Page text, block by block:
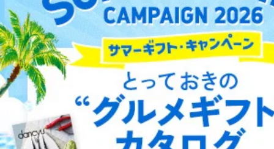
①利用目的を本人に通知し、又は公表することによって
本人又は第三者の生命、身体、財産その他の権利利益を
害するおそれがある場合
②利用目的を本人に通知し、又は公表することによって
当該事業者の権利又は正当な利益を害するおそれがある
場合
③国の機関又は地方公共団体が法令の定める事務を遂行
することに対して協力する必要がある場合であって、利
用目的を本人に通知し、又は公表することによって当該
事務の遂行に支障を及ぼすおそれがあるとき
④開示対象個人情報の利用目的が明らかな場合
総合案内
アフィリエイト 採用情報
プレスリリース お問い合わせ
利用規約プライバシーポリシー 特定商取引法に基づく表示
出版社の皆様へ
投資家の皆様へサイトマップ